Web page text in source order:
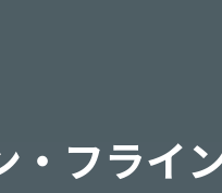
・フライ